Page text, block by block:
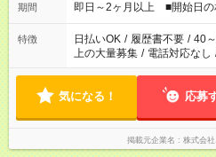
期間 即日～2ヶ月以上 ■開始日の
特徴 日払いOK / 履歴書不要 / 40
上の大量募集 / 電話対応なし
気になる！ 応募
掲載元企業名 株式会